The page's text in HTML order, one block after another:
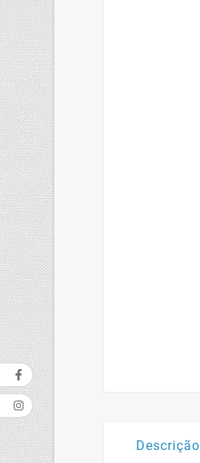
Descrição